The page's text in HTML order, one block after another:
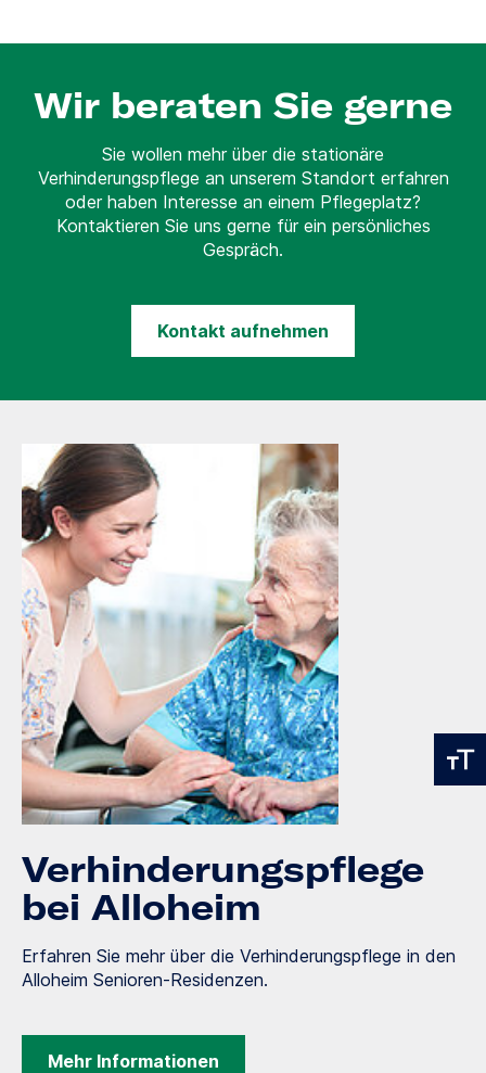
Wir beraten Sie gerne
Sie wollen mehr über die stationäre
Verhinderungspflege an unserem Standort erfahren
oder haben Interesse an einem Pflegeplatz?
Kontaktieren Sie uns gerne für ein persönliches
Gespräch.
Kontakt aufnehmen
Verhinderungspflege
bei Alloheim
Erfahren Sie mehr über die Verhinderungspflege in den
Alloheim Senioren-Residenzen.
Mehr Informationen